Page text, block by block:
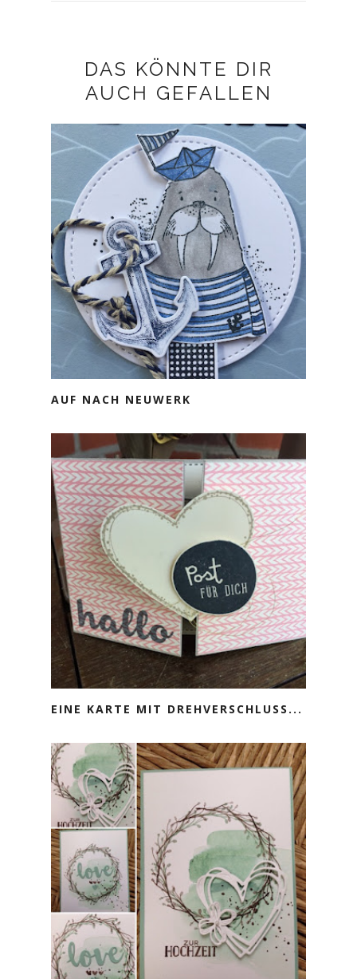
DAS KÖNNTE DIR
AUCH GEFALLEN
AUF NACH NEUWERK
EINE KARTE MIT DREHVERSCHLUSS...